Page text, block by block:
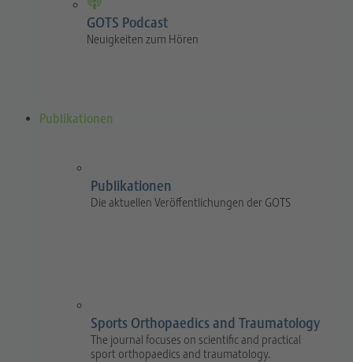
GOTS Podcast
Neuigkeiten zum Hören
Publikationen
Publikationen
Die aktuellen Veröffentlichungen der GOTS
Sports Orthopaedics and Traumatology
The journal focuses on scientific and practical
sport orthopaedics and traumatology.